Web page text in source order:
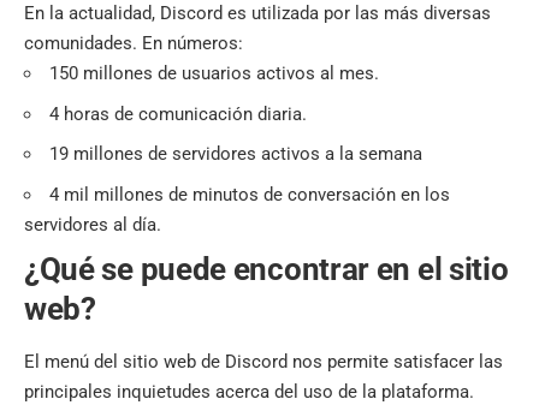
En la actualidad, Discord es utilizada por las más diversas
comunidades. En números:
150 millones de usuarios activos al mes.
4 horas de comunicación diaria.
19 millones de servidores activos a la semana
4 mil millones de minutos de conversación en los
servidores al día.
¿Qué se puede encontrar en el sitio
web?
El menú del sitio web de Discord nos permite satisfacer las
principales inquietudes acerca del uso de la plataforma.